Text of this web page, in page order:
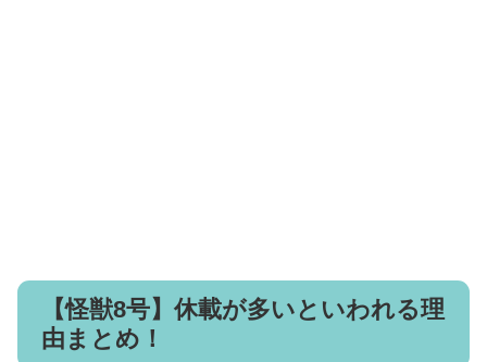
【怪獣8号】休載が多いといわれる理
由まとめ！